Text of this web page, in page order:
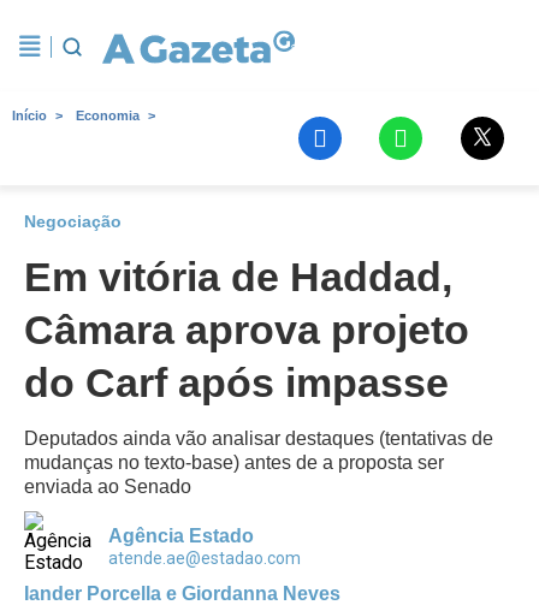
Início Economia
Negociação
Em vitória de Haddad,
Câmara aprova projeto
do Carf após impasse
Deputados ainda vão analisar destaques (tentativas de
mudanças no texto-base) antes de a proposta ser
enviada ao Senado
Agência Estado
atende.ae@estadao.com
Iander Porcella e Giordanna Neves